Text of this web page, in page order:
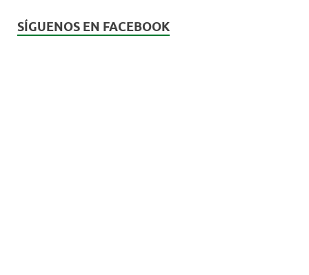
SÍGUENOS EN FACEBOOK